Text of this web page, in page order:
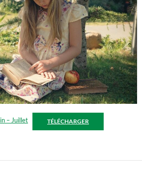
– Juillet TÉLÉCHARGER